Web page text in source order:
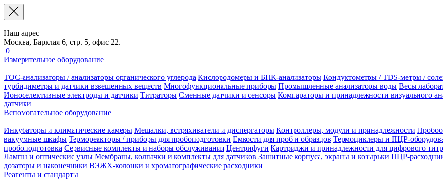
Наш адрес
Москва, Барклая 6, стр. 5, офис 22.
0
Измерительное оборудование
TOC-анализаторы / анализаторы органического углерода Кислородомеры и БПК-анализаторы Кондуктометры / TDS-метры /
турбидиметры и датчики взвешенных веществ Многофункциональные приборы Промышленные анализаторы воды Весы
Ионоселективные электроды и датчики Титраторы Сменные датчики и сенсоры Компараторы и принадлежности визуального
датчики
Вспомогательное оборудование
Инкубаторы и климатические камеры Мешалки, встряхиватели и диспергаторы Контроллеры, модули и принадлежности
вакуумные шкафы Термореакторы / приборы для пробоподготовки Емкости для проб и образцов Термоциклеры и ПЦР-
пробоподготовка Сервисные комплекты и наборы обслуживания Центрифуги Картриджи и принадлежности для цифрового
Лампы и оптические узлы Мембраны, колпачки и комплекты для датчиков Защитные корпуса, экраны и козырьки ПЦР-
дозаторы и наконечники ВЭЖХ-колонки и хроматографические расходники
Реагенты и стандарты